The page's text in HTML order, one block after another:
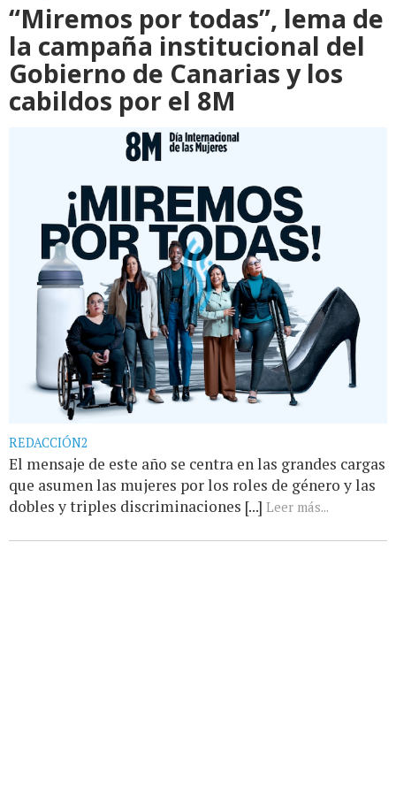
“Miremos por todas”, lema de
la campaña institucional del
Gobierno de Canarias y los
cabildos por el 8M
REDACCIÓN2
El mensaje de este año se centra en las grandes cargas
que asumen las mujeres por los roles de género y las
dobles y triples discriminaciones [...] Leer más...